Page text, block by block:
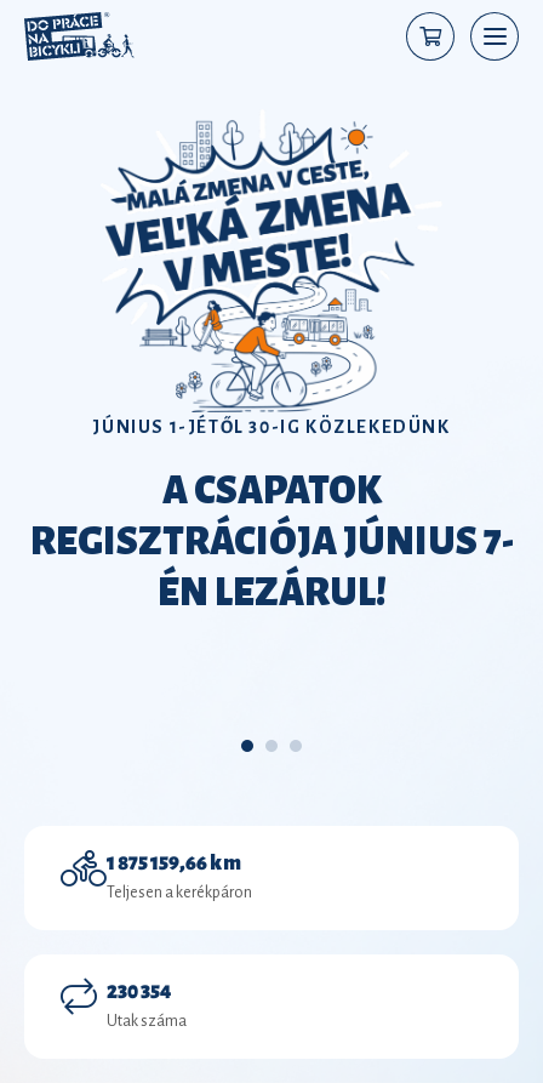
JÚNIUS 1-JÉTŐL 30-IG KÖZLEKEDÜNK
A CSAPATOK
REGISZTRÁCIÓJA JÚNIUS 7-
ÉN LEZÁRUL!
1 875 159,66 km
Teljesen a kerékpáron
230 354
Utak száma